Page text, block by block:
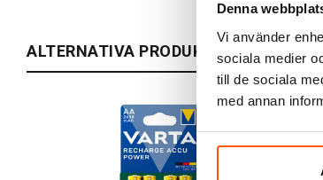
Denna
Vi använder
sociala medier
till de sociala
med annan
ALTERNATIVA PRODUKTER